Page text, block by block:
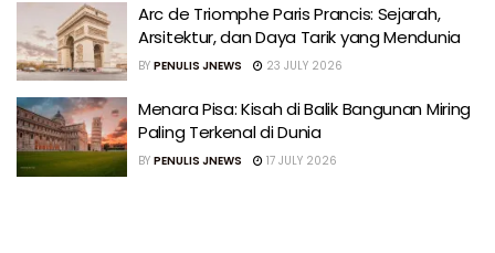
Arc de Triomphe Paris Prancis: Sejarah,
Arsitektur, dan Daya Tarik yang Mendunia
BY PENULIS JNEWS 23 JULY 2026
Menara Pisa: Kisah di Balik Bangunan Miring
Paling Terkenal di Dunia
BY PENULIS JNEWS 17 JULY 2026